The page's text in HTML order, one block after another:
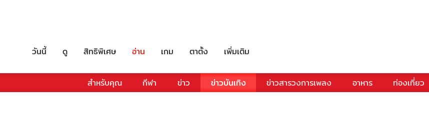
วันนี้ ดู สิทธิพิเศษ อ่าน เกม ตาตั้ง เพิ่มเติม
สำหรับคุณ กีฬา ข่าว ข่าวบันเทิง ข่าวสารวงการเพลง อาหาร ท่องเที่ยว